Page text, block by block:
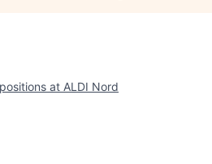
at ALDI Nord